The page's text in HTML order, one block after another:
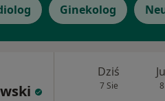
Ginekolog
Dziś
7 Sie